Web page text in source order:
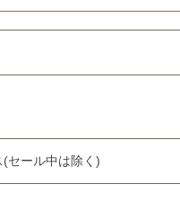
セール中は除く)